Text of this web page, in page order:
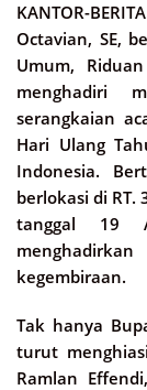
KANTOR-
Octavian, SE,
Umum,
menghadiri
serangkaian
Hari Ulang
Indonesia.
berlokasi di RT.
tanggal 19
kegembiraan.
Tak hanya
turut
Ramlan